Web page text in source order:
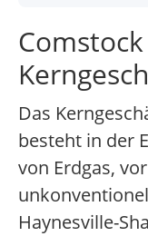
Das
besteht in der
von Erdgas,
Haynesville-